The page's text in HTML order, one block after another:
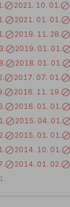
2021. 10. 01.
2021. 01. 01.
2019. 11. 28.
2019. 01. 01.
2018. 01. 01.
2017. 07. 01.
2016. 11. 19.
2016. 01. 01.
2015. 04. 01.
2015. 01. 01.
2014. 10. 01.
2014. 01. 02.